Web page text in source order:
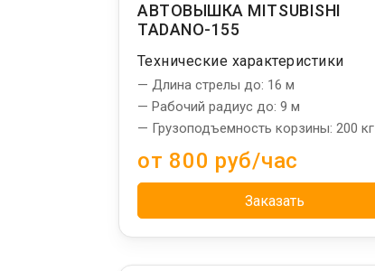
АВТОВЫШКА MITSUBISHI
TADANO-155
Технические характеристики
— Длина стрелы до: 16 м
— Рабочий радиус до: 9 м
— Грузоподъемность корзины: 200 кг
от 800 руб/час
Заказать